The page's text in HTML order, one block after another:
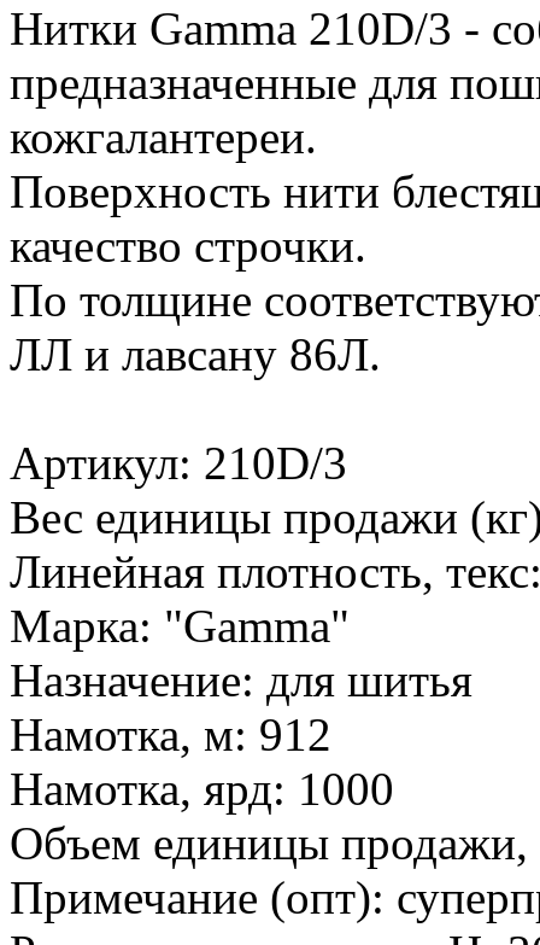
Нитки Gamma 210D/3 -
предназначенные для
кожгалантереи.
Поверхность нити
качество строчки.
По толщине
ЛЛ и лавсану 86Л.
Артикул: 210D/3
Вес единицы продажи
Линейная плотность,
Марка: "Gamma"
Назначение: для шитья
Намотка, м: 912
Намотка, ярд: 1000
Объем единицы продажи,
Примечание (опт):